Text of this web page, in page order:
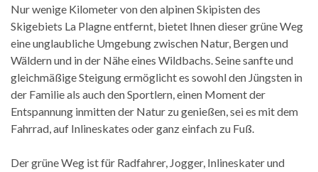
Nur wenige Kilometer von den alpinen Skipisten des
Skigebiets La Plagne entfernt, bietet Ihnen dieser grüne Weg
eine unglaubliche Umgebung zwischen Natur, Bergen und
Wäldern und in der Nähe eines Wildbachs. Seine sanfte und
gleichmäßige Steigung ermöglicht es sowohl den Jüngsten in
der Familie als auch den Sportlern, einen Moment der
Entspannung inmitten der Natur zu genießen, sei es mit dem
Fahrrad, auf Inlineskates oder ganz einfach zu Fuß.
Der grüne Weg ist für Radfahrer, Jogger, Inlineskater und